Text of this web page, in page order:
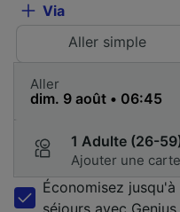
Via
Aller simple
Aller
1 Adulte (26-
Ajouter une carte
Économisez
séjours avec Genius